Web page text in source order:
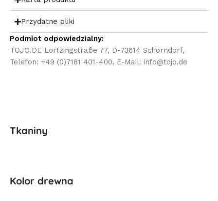
Przydatne pliki
Podmiot odpowiedzialny:
TOJO.DE Lortzingstraße 77, D-73614 Schorndorf,
Telefon: +49 (0)7181 401-400, E-Mail: info@tojo.de
Tkaniny
Kolor drewna